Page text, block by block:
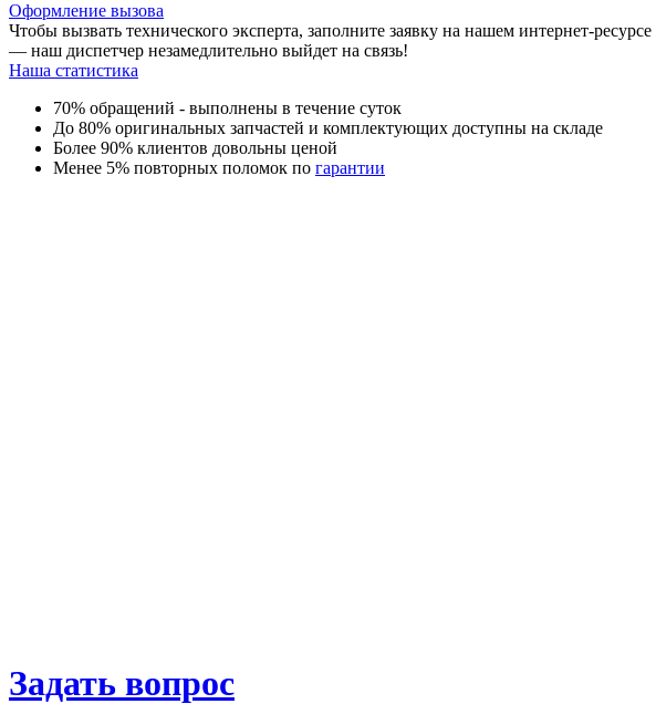
Оформление вызова
Чтобы вызвать технического эксперта, заполните заявку на нашем интернет-
— наш диспетчер незамедлительно выйдет на связь!
Наша статистика
70% обращений - выполнены в течение суток
До 80% оригинальных запчастей и комплектующих доступны на складе
Более 90% клиентов довольны ценой
Менее 5% повторных поломок по гарантии
Задать вопрос